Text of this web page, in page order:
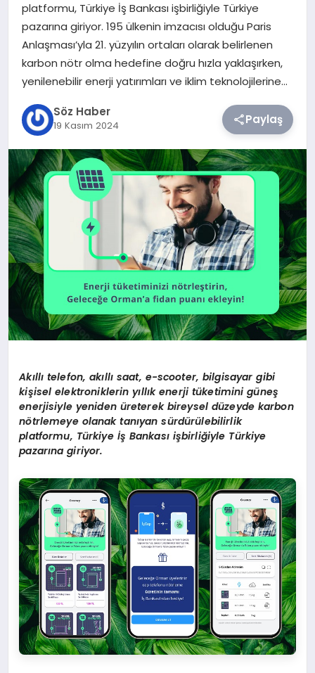
SIYASET
YAŞAM
platformu, Türkiye İş Bankası işbirliğiyle Türkiye
pazarına giriyor. 195 ülkenin imzacısı olduğu Paris
Anlaşması’yla 21. yüzyılın ortaları olarak belirlenen
karbon nötr olma hedefine doğru hızla yaklaşırken,
yenilenebilir enerji yatırımları ve iklim teknolojilerine…
Söz Haber
19 Kasım 2024 Paylaş
Akıllı telefon, akıllı saat, e-scooter, bilgisayar gibi
kişisel elektroniklerin yıllık enerji tüketimini güneş
enerjisiyle yeniden üreterek bireysel düzeyde karbon
nötrlemeye olanak tanıyan sürdürülebilirlik
platformu, Türkiye İş Bankası işbirliğiyle Türkiye
pazarına giriyor.